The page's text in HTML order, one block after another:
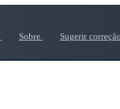
Sobre Sugerir